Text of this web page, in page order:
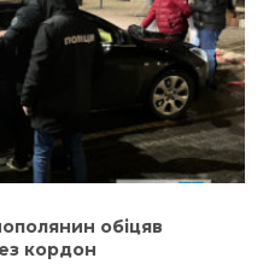
обіцяв
кордон